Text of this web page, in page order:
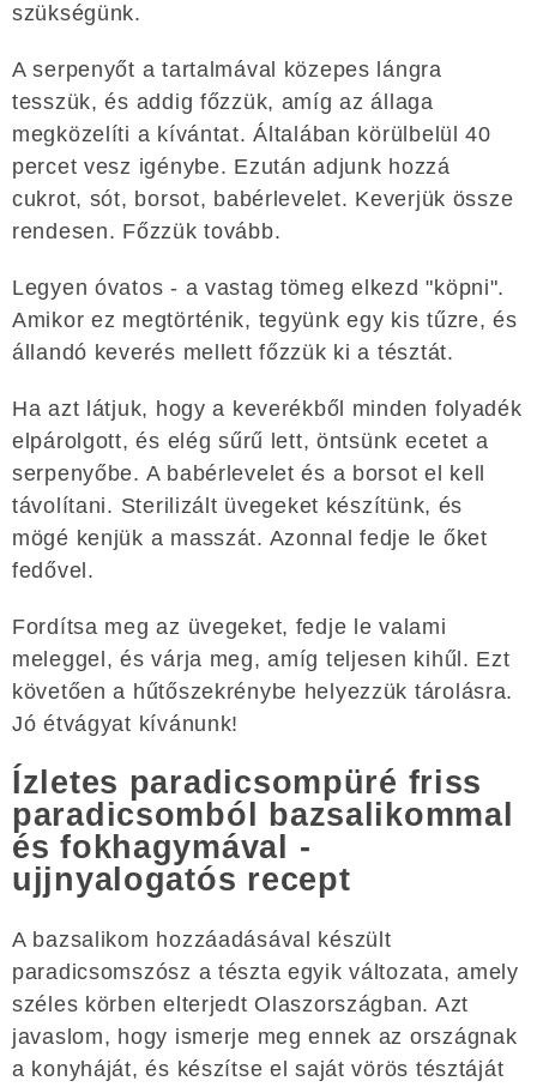
szükségünk.
A serpenyőt a tartalmával közepes lángra
tesszük, és addig főzzük, amíg az állaga
megközelíti a kívántat. Általában körülbelül 40
percet vesz igénybe. Ezután adjunk hozzá
cukrot, sót, borsot, babérlevelet. Keverjük össze
rendesen. Főzzük tovább.
Legyen óvatos - a vastag tömeg elkezd "köpni".
Amikor ez megtörténik, tegyünk egy kis tűzre, és
állandó keverés mellett főzzük ki a tésztát.
Ha azt látjuk, hogy a keverékből minden folyadék
elpárolgott, és elég sűrű lett, öntsünk ecetet a
serpenyőbe. A babérlevelet és a borsot el kell
távolítani. Sterilizált üvegeket készítünk, és
mögé kenjük a masszát. Azonnal fedje le őket
fedővel.
Fordítsa meg az üvegeket, fedje le valami
meleggel, és várja meg, amíg teljesen kihűl. Ezt
követően a hűtőszekrénybe helyezzük tárolásra.
Jó étvágyat kívánunk!
Ízletes paradicsompüré friss
paradicsomból bazsalikommal
és fokhagymával -
ujjnyalogatós recept
A bazsalikom hozzáadásával készült
paradicsomszósz a tészta egyik változata, amely
széles körben elterjedt Olaszországban. Azt
javaslom, hogy ismerje meg ennek az országnak
a konyháját, és készítse el saját vörös tésztáját